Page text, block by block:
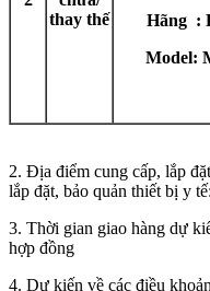
thay thế
Hãng :
Model:
2. Địa điểm cung cấp, lắp
lắp đặt, bảo quản thiết bị y
3. Thời gian giao hàng dự
hợp đồng
4. Dự kiến về các điều